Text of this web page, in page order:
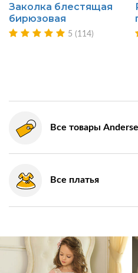
Заколка блестящая
бирюзовая
5 (114)
Все товары
Все платья